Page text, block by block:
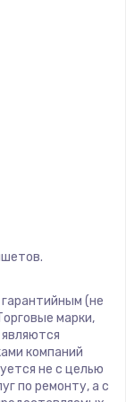
(не
марки,
компаний
не с целью
по ремонту, а с